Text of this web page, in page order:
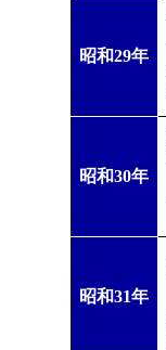
昭和29年
昭和30年
昭和31年